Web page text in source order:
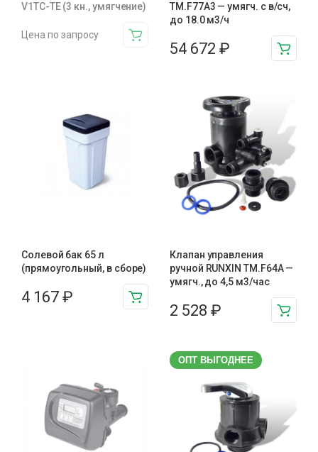
V1TC-TE (3 кн., умягчение)
Цена по запросу
ТМ.F77A3 — умягч. с в/сч,
до 18.0 м3/ч
54 672 ₽
Солевой бак 65 л
(прямоугольный, в сборе)
4 167 ₽
Клапан управления
ручной RUNXIN TM.F64A —
умягч., до 4,5 м3/час
2 528 ₽
ОПТ ВЫГОДНЕЕ